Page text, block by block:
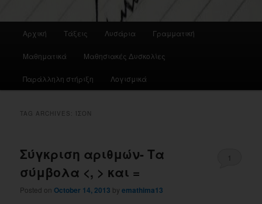
Αρχική Τάξεις Λυσάρια Γραμματική
Μαθηματικά Μαθησιακές Δυσκολίες
Παράλληλη στήριξη Λογισμικά
TAG ARCHIVES: ΊΣΟΝ
Σύγκριση αριθμών- Τα
σύμβολα <, > και =
Posted onOctober 14, 2013 byemathima13
1